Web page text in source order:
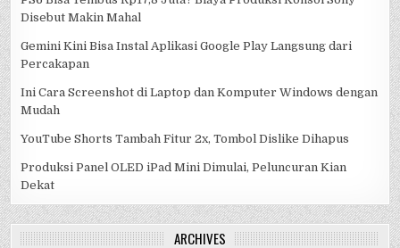
Disebut Makin Mahal
Gemini Kini Bisa Instal Aplikasi Google Play Langsung dari
Percakapan
Ini Cara Screenshot di Laptop dan Komputer Windows dengan
Mudah
YouTube Shorts Tambah Fitur 2x, Tombol Dislike Dihapus
Produksi Panel OLED iPad Mini Dimulai, Peluncuran Kian
Dekat
ARCHIVES